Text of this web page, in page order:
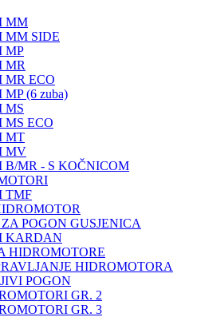
MM
MM SIDE
MP
MR
MR ECO
(6 zuba)
MS
MS ECO
MT
MV
B/MR - S KOČNICOM
TMF
POGON GUSJENICA
KARDAN
HIDROMOTORE
HIDROMOTORA
POGON
GR. 2
GR. 3